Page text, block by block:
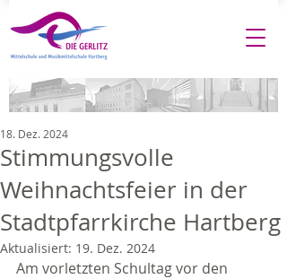
Stimmungsvolle
Weihnachtsfeier in der
Stadtpfarrkirche Hartberg
18. Dez. 2024
Aktualisiert: 19. Dez. 2024
Am vorletzten Schultag vor den